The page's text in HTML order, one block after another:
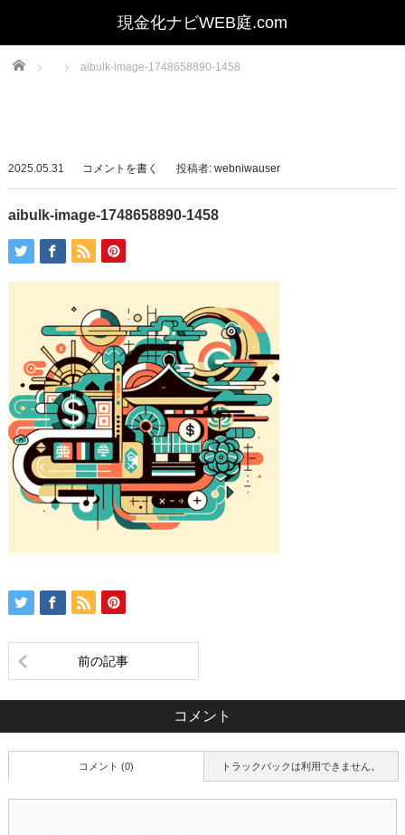
Home aibulk-image-1748658890-1458
2025.05.31 コメントを書く 投稿者: webniwauser
aibulk-image-1748658890-1458
前の記事
コメント
トラックバックは利用できません。
コメント (0)